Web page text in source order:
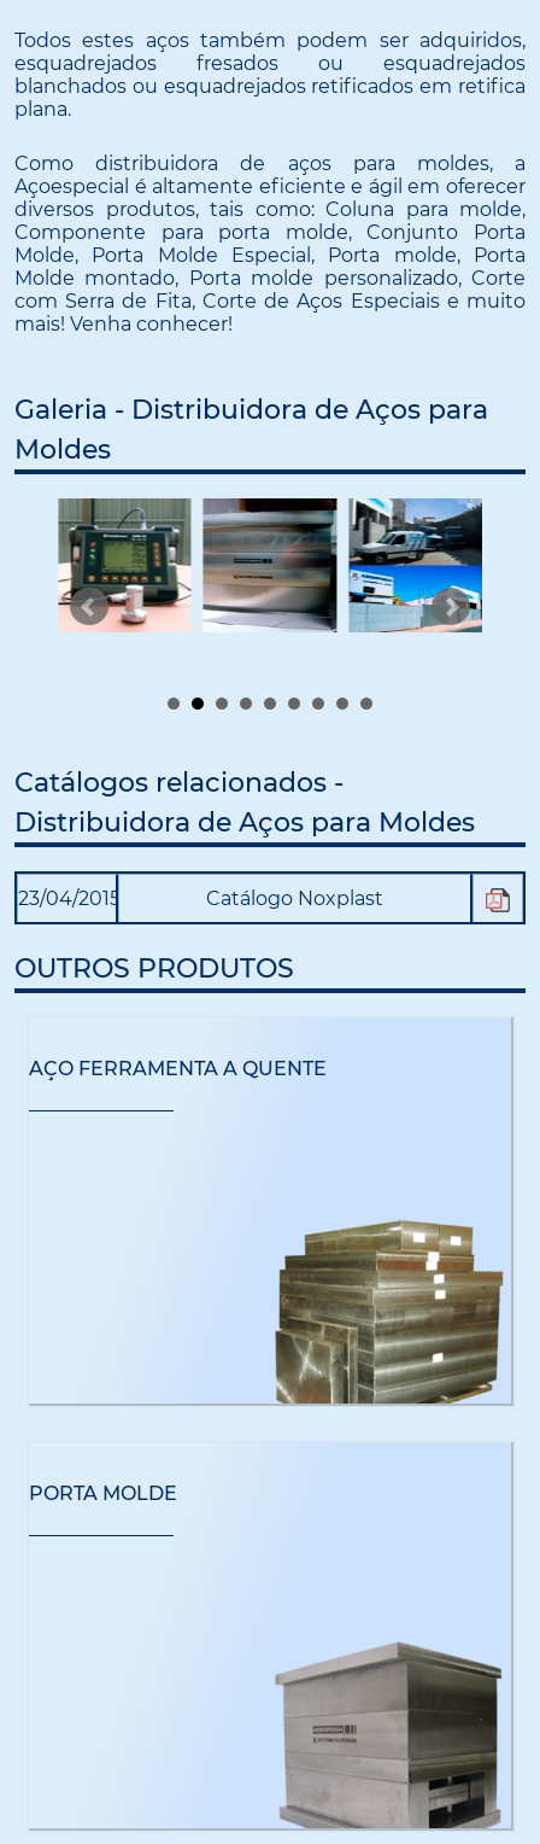
Todos estes aços também podem ser adquiridos,
esquadrejados fresados ou esquadrejados
blanchados ou esquadrejados retificados em retifica
plana.
Como distribuidora de aços para moldes, a
Açoespecial é altamente eficiente e ágil em oferecer
diversos produtos, tais como: Coluna para molde,
Componente para porta molde, Conjunto Porta
Molde, Porta Molde Especial, Porta molde, Porta
Molde montado, Porta molde personalizado, Corte
com Serra de Fita, Corte de Aços Especiais e muito
mais! Venha conhecer!
Galeria - Distribuidora de Aços para
Moldes
Catálogos relacionados -
Distribuidora de Aços para Moldes
23/04/2015 Catálogo Noxplast
OUTROS PRODUTOS
AÇO FERRAMENTA A QUENTE
PORTA MOLDE